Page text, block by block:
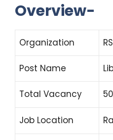
Overview-
Organization
Post Name
Total Vacancy
Job Location